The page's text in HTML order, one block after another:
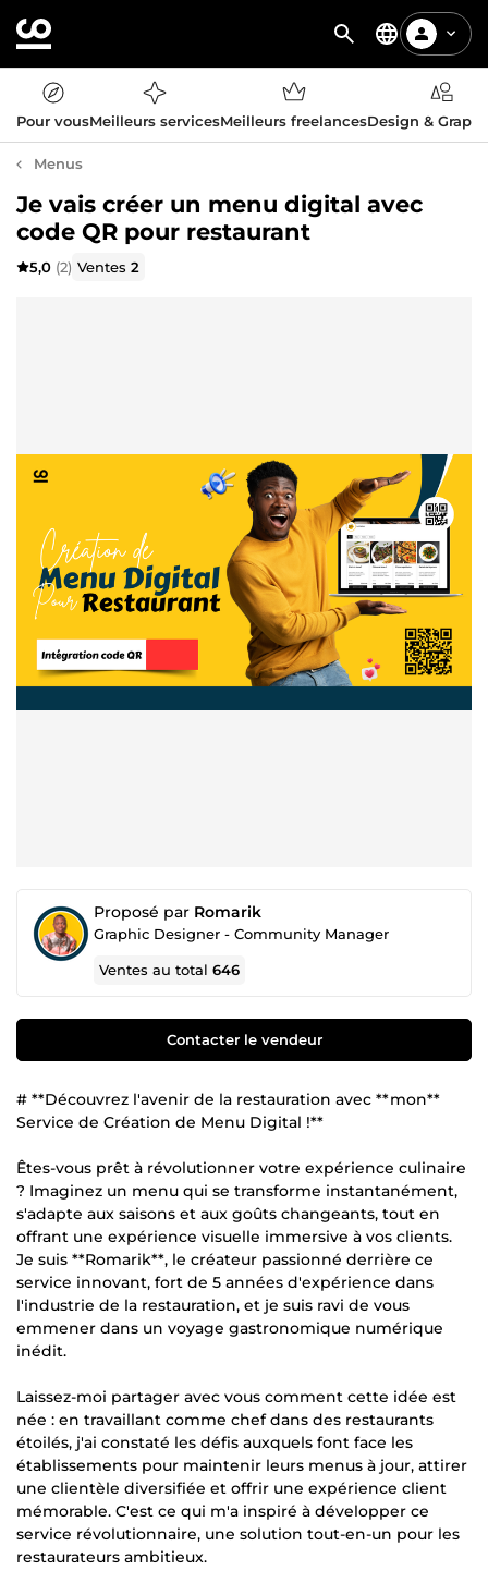
Pour vousMeilleurs servicesMeilleurs freelancesDesign &
Menus
Je vais créer un menu digital avec
code QR pour restaurant
5,0 (2) Ventes2
Proposé par Romarik
Graphic Designer - Community Manager
Ventes au total646
Contacter le vendeur
# **Découvrez l'avenir de la restauration avec **mon**
Service de Création de Menu Digital !**
Êtes-vous prêt à révolutionner votre expérience culinaire
? Imaginez un menu qui se transforme instantanément,
s'adapte aux saisons et aux goûts changeants, tout en
offrant une expérience visuelle immersive à vos clients.
Je suis **Romarik**, le créateur passionné derrière ce
service innovant, fort de 5 années d'expérience dans
l'industrie de la restauration, et je suis ravi de vous
emmener dans un voyage gastronomique numérique
inédit.
Laissez-moi partager avec vous comment cette idée est
née : en travaillant comme chef dans des restaurants
étoilés, j'ai constaté les défis auxquels font face les
établissements pour maintenir leurs menus à jour, attirer
une clientèle diversifiée et offrir une expérience client
mémorable. C'est ce qui m'a inspiré à développer ce
service révolutionnaire, une solution tout-en-un pour les
restaurateurs ambitieux.